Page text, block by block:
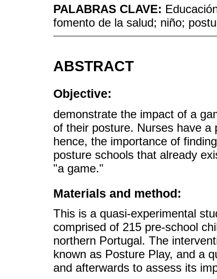
PALABRAS CLAVE:
fomento de la salud; niño;
ABSTRACT
Objective:
demonstrate the impact of a
of their posture. Nurses have a
hence, the importance of
posture schools that already
"a game."
Materials and method:
This is a quasi-experimental
comprised of 215 pre-school
northern Portugal. The
known as Posture Play, and a
and afterwards to assess its